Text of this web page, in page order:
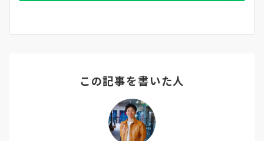
この記事を書いた人